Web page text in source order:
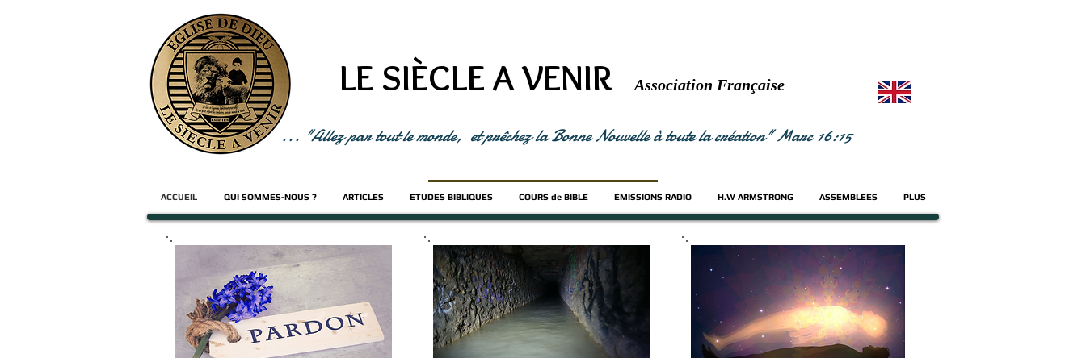
LE SIÈCLE A VENIR Association Française
... "Allez par tout le monde, et prêchez la Bonne Nouvelle à toute la création" Marc 16:15
ACCUEIL QUI SOMMES-NOUS ? ARTICLES ETUDES BIBLIQUES COURS de BIBLE EMISSIONS RADIO H.W ARMSTRONG ASSEMBLEES PLUS